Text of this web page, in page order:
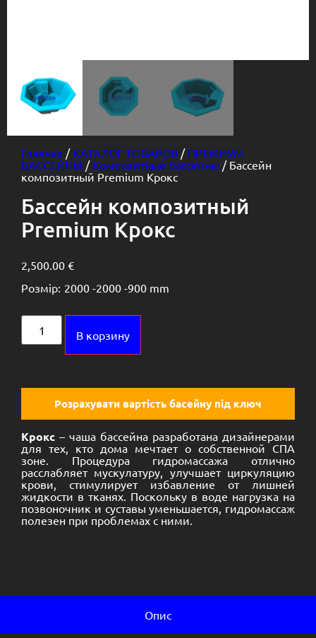
Главная / КАТАЛОГ ТОВАРОВ / ПРЕМИУМ
БАССЕЙНЫ / Композитные бассейны / Бассейн
композитный Premium Крокс
Бассейн композитный
Premium Крокс
2,500.00 €
Розмір: 2000 -2000 -900 mm
В корзину
Розрахувати вартість басейну під ключ
Крокс – чаша бассейна разработана дизайнерами
для тех, кто дома мечтает о собственной СПА
зоне. Процедура гидромассажа отлично
расслабляет мускулатуру, улучшает циркуляцию
крови, стимулирует избавление от лишней
жидкости в тканях. Поскольку в воде нагрузка на
позвоночник и суставы уменьшается, гидромассаж
полезен при проблемах с ними.
Опис